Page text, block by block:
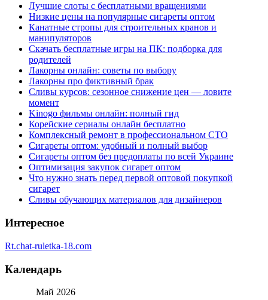
Лучшие слоты с бесплатными вращениями
Низкие цены на популярные сигареты оптом
Канатные стропы для строительных кранов и
манипуляторов
Скачать бесплатные игры на ПК: подборка для
родителей
Лакорны онлайн: советы по выбору
Лакорны про фиктивный брак
Сливы курсов: сезонное снижение цен — ловите
момент
Kinogo фильмы онлайн: полный гид
Корейские сериалы онлайн бесплатно
Комплексный ремонт в профессиональном СТО
Сигареты оптом: удобный и полный выбор
Сигареты оптом без предоплаты по всей Украине
Оптимизация закупок сигарет оптом
Что нужно знать перед первой оптовой покупкой
сигарет
Сливы обучающих материалов для дизайнеров
Интересное
Rt.chat-ruletka-18.com
Календарь
Май 2026